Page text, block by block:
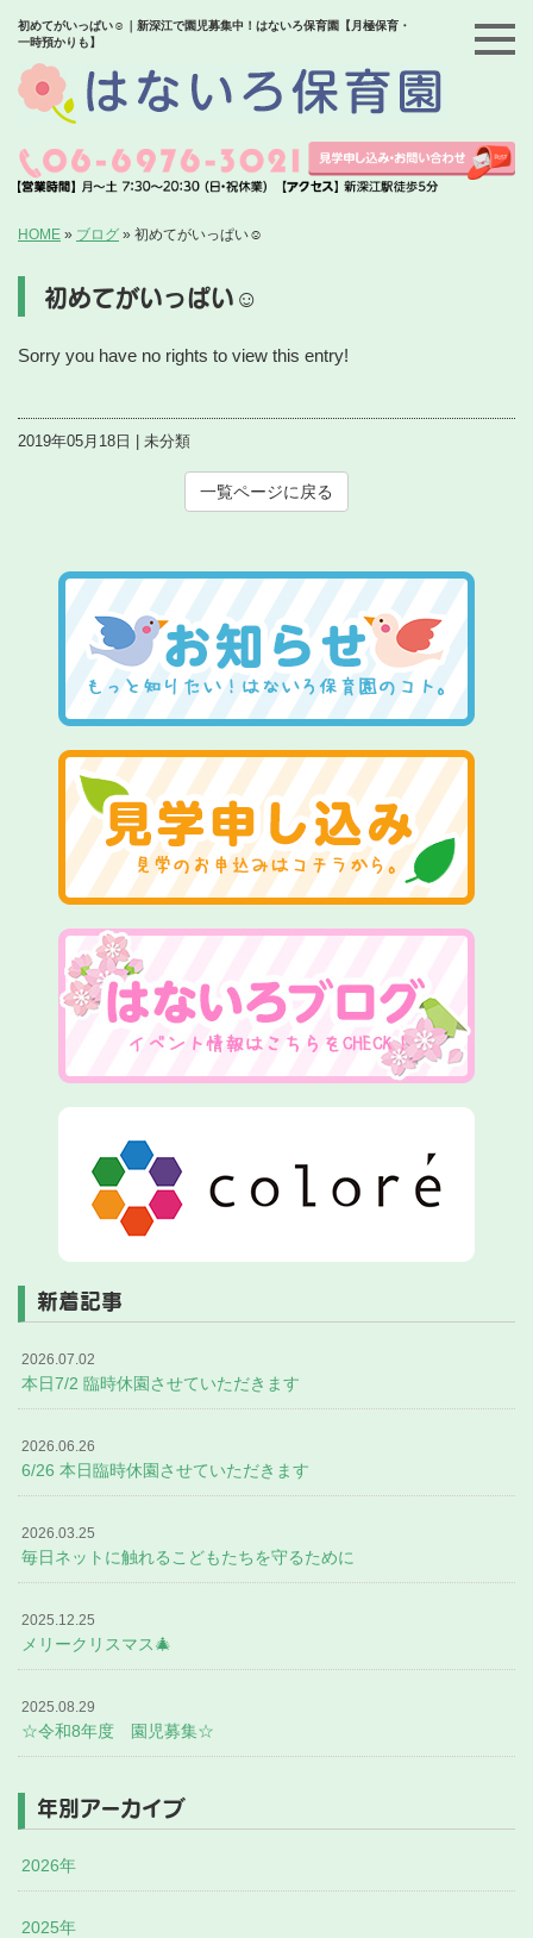
初めてがいっぱい☺️｜新深江で園児募集中！はないろ保育園【月極保育・
一時預かりも】
HOME » ブログ » 初めてがいっぱい☺️
初めてがいっぱい☺️
Sorry you have no rights to view this entry!
2019年05月18日 | 未分類
一覧ページに戻る
新着記事
2026.07.02
本日7/2 臨時休園させていただきます
2026.06.26
6/26 本日臨時休園させていただきます
2026.03.25
毎日ネットに触れるこどもたちを守るために
2025.12.25
メリークリスマス🎄
2025.08.29
☆令和8年度 園児募集☆
年別アーカイブ
2026年
2025年